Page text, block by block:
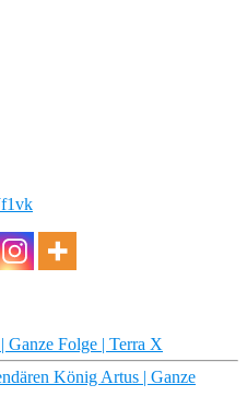
Folge | Terra X
König Artus | Ganze